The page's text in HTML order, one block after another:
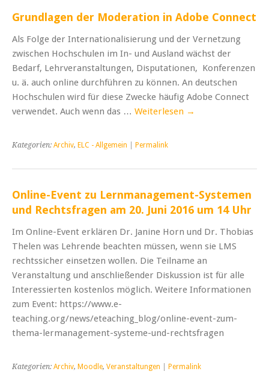
Grundlagen der Moderation in Adobe Connect
Als Folge der Internationalisierung und der Vernetzung
zwischen Hochschulen im In- und Ausland wächst der
Bedarf, Lehrveranstaltungen, Disputationen, Konferenzen
u. ä. auch online durchführen zu können. An deutschen
Hochschulen wird für diese Zwecke häufig Adobe Connect
verwendet. Auch wenn das … Weiterlesen →
Kategorien: Archiv, ELC - Allgemein Permalink
Online-Event zu Lernmanagement-Systemen
und Rechtsfragen am 20. Juni 2016 um 14 Uhr
Im Online-Event erklären Dr. Janine Horn und Dr. Thobias
Thelen was Lehrende beachten müssen, wenn sie LMS
rechtssicher einsetzen wollen. Die Teilname an
Veranstaltung und anschließender Diskussion ist für alle
Interessierten kostenlos möglich. Weitere Informationen
zum Event: https://www.e-
teaching.org/news/eteaching_blog/online-event-zum-
thema-lermanagement-systeme-und-rechtsfragen
Kategorien: Archiv, Moodle, Veranstaltungen Permalink